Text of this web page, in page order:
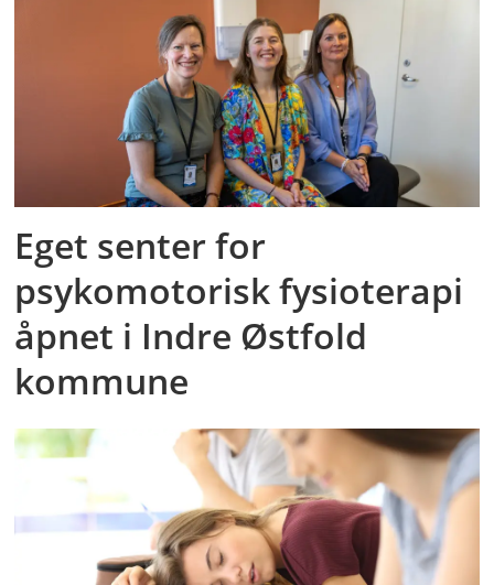
Eget senter for
psykomotorisk fysioterapi
åpnet i Indre Østfold
kommune